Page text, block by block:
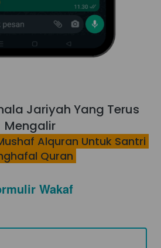
Jariyah Yang Terus
Mengalir
Quran
Wakaf